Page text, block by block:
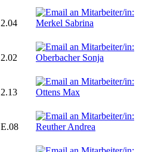
2.04
2.02
2.13
E.08